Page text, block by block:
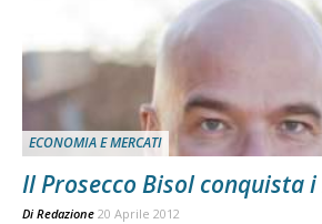
ECONOMIA E MERCATI
Il Prosecco Bisol conquista
Di Redazione 20 Aprile 2012